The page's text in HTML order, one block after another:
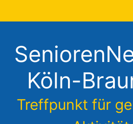
Köln-
Treffpunkt für